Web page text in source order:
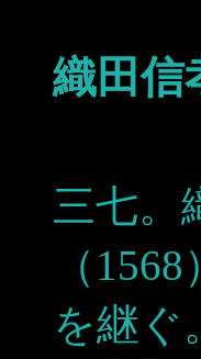
織田信
三七。
（
を継ぐ